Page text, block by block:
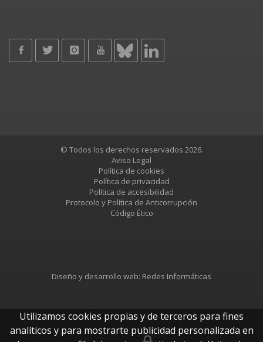
© Todos los derechos reservados 2026.
Aviso Legal
Política de cookies
Política de privacidad
Política de accesibilidad
Protocolo y Política de Anticorrupción
Código Ético
Diseño y desarrollo web: Redes Informáticas
Utilizamos cookies propias y de terceros para fines
analíticos y para mostrarte publicidad personalizada en